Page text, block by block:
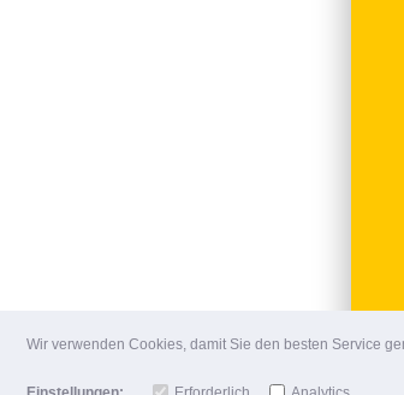
Wir verwenden Cookies, damit Sie den besten Service